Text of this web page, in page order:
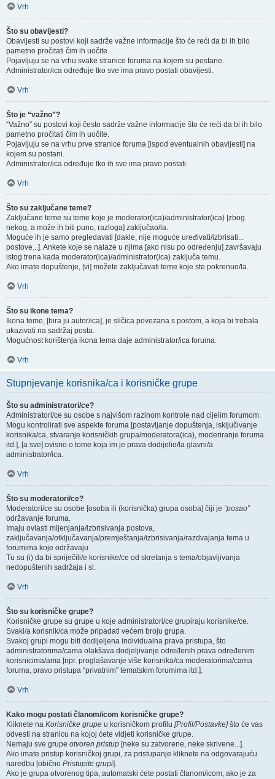
Vrh
Što su obavijesti?
Obavijesti su postovi koji sadrže važne informacije što će reći da bi ih bilo
pametno pročitati čim ih uočite.
Pojavljuju se na vrhu svake stranice foruma na kojem su postane.
Administrator/ica određuje tko sve ima pravo postati obavijesti.
Vrh
Što je “važno”?
“Važno” su postovi koji često sadrže važne informacije što će reći da bi ih bilo
pametno pročitati čim ih uočite.
Pojavljuju se na vrhu prve stranice foruma [ispod eventualnih obavijesti] na
kojem su postani.
Administrator/ica određuje tko ih sve ima pravo postati.
Vrh
Što su zaključane teme?
Zaključane teme su teme koje je moderator(ica)/administrator(ica) [zbog
nekog, a može ih biti puno, razloga] zaključao/la.
Moguće ih je samo pregledavati [dakle, nije moguće uređivati/izbrisati...
postove...]. Ankete koje se nalaze u njima [ako nisu po određenju] završavaju
istog trena kada moderator(ica)/administrator(ica) zaključa temu.
Ako imate dopuštenje, [vi] možete zaključavati teme koje ste pokrenuo/la.
Vrh
Što su ikone tema?
Ikona teme, [bira ju autor/ica], je sličica povezana s postom, a koja bi trebala
ukazivati na sadržaj posta.
Mogućnost korištenja ikona tema daje administrator/ica foruma.
Vrh
Stupnjevanje korisnika/ca i korisničke grupe
Što su administratori/ce?
Administratori/ce su osobe s najvišom razinom kontrole nad cijelim forumom.
Mogu kontrolirati sve aspekte foruma [postavljanje dopuštenja, isključivanje
korisnika/ca, stvaranje korisničkih grupa/moderatora(ica), moderiranje foruma
itd.], [a sve] ovisno o tome koja im je prava dodijelio/la glavni/a
administrator/ica.
Vrh
Što su moderatori/ce?
Moderatori/ce su osobe [osoba ili (korisnička) grupa osoba] čiji je “posao”
održavanje foruma.
Imaju ovlasti mijenjanja/izbrisivanja postova,
zaključavanja/otključavanja/premještanja/izbrisivanja/razdvajanja tema u
forumima koje održavaju.
Tu su (i) da bi spriječili/e korisnike/ce od skretanja s tema/objavljivanja
nedopuštenih sadržaja i sl.
Vrh
Što su korisničke grupe?
Korisničke grupe su grupe u koje administratori/ce grupiraju korisnike/ce.
Svaki/a korisnik/ca može pripadati većem broju grupa.
Svakoj grupi mogu biti dodijeljena individualna prava pristupa, što
administratorima/cama olakšava dodjeljivanje određenih prava određenim
korisnicima/ama [npr. proglašavanje više korisnika/ca moderatorima/cama
foruma, pravo pristupa “privatnim” tematskim forumima itd.].
Vrh
Kako mogu postati članom/icom korisničke grupe?
Kliknete na Korisničke grupe u korisničkom profilu [Profil/Postavke]što će vas
odvesti na stranicu na kojoj ćete vidjeti korisničke grupe.
Nemaju sve grupe otvoren pristup [neke su zatvorene, neke skrivene...].
Ako imate pristup korisničkoj grupi, za pristupanje kliknete na odgovarajuću
naredbu [obično Pristupite grupi].
Ako je grupa otvorenog tipa, automatski ćete postati članom/icom, ako je za